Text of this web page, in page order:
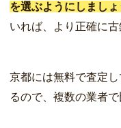
を選ぶようにしまし
いれば、より正確に
京都には無料で査定
るので、複数の業者